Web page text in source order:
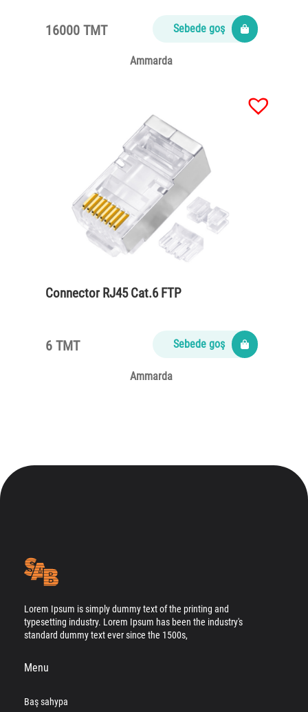
16000 TMT Sebede goş
Ammarda
Connector RJ45 Cat.6 FTP
6 TMT Sebede goş
Ammarda
Lorem Ipsum is simply dummy text of the printing and
typesetting industry. Lorem Ipsum has been the industry's
standard dummy text ever since the 1500s,
Menu
Baş sahypa